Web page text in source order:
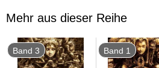
ahnen nicht, welches Unheil sie
Derweil sind Iniza und Glanis dem
leben mit ihrer neugeborenen
Planeten Noa. Doch auch dort sind
Mehr aus dieser Reihe
Band 3 Band 1